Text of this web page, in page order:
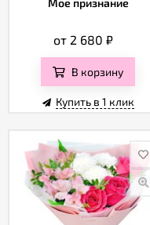
Мое признание
от 2 680₽
В корзину
Купить в 1 клик